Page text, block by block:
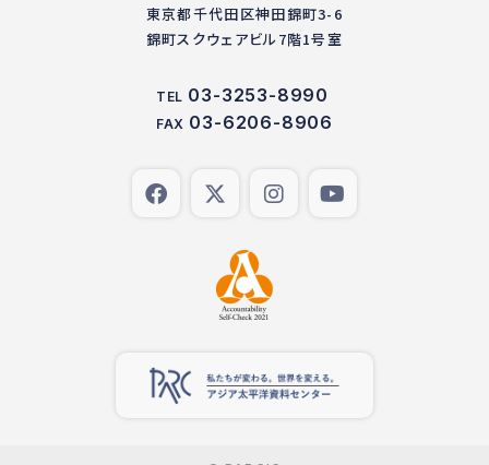
東京都千代田区神田錦町3-6
錦町スクウェアビル7階1号室
TEL 03-3253-8990
FAX 03-6206-8906